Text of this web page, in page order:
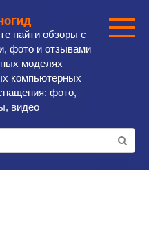
найти обзоры с
фото и отзывами
моделях
компьютерных
фото,
видео